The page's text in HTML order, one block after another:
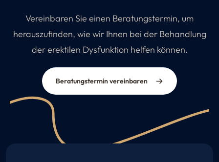
Vereinbaren Sie einen Beratungstermin, um
herauszufinden, wie wir Ihnen bei der Behandlung
der erektilen Dysfunktion helfen können.
Beratungstermin vereinbaren